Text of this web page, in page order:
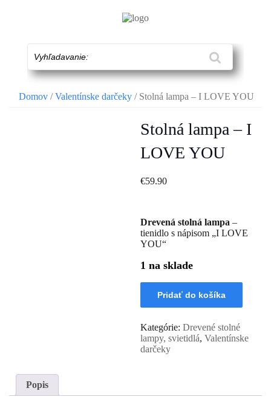
Domov /Valentínske darčeky / Stolná lampa – I LOVE YOU
Stolná lampa – I
LOVE YOU
€59.90
Drevená stolná lampa –
tienidlo s nápisom „I LOVE
YOU“
1 na sklade
množstvo
Stolná
lampa
I
LOVE
YOU
Pridať do košíka
Kategórie:Drevené stolné
lampy, svietidlá,Valentínske
darčeky
Popis